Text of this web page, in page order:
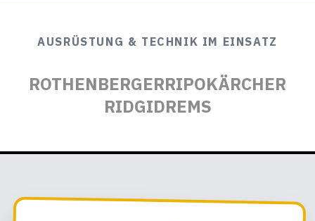
AUSRÜSTUNG & TECHNIK IM EINSATZ
ROTHENBERGERRIPOKÄRCHER
RIDGIDREMS